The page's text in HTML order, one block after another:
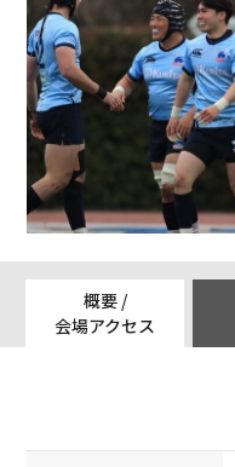
概要 /
会場アクセス